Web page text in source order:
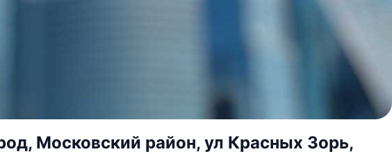
Московский район, ул Красных Зорь,